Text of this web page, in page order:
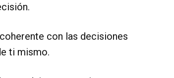
con las decisiones
ti mismo.